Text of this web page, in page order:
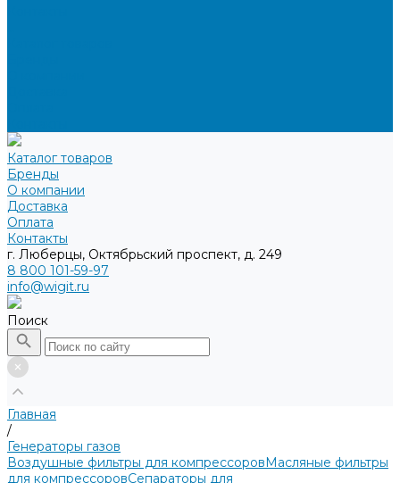
Каталог товаров
Бренды
О компании
Доставка
Оплата
Контакты
г. Люберцы, Октябрьский проспект, д. 249
8 800 101-59-97
info@wigit.ru
Поиск
Главная
/
Генераторы газов
Воздушные фильтры для компрессоровМасляные фильтры
для компрессоровСепараторы для